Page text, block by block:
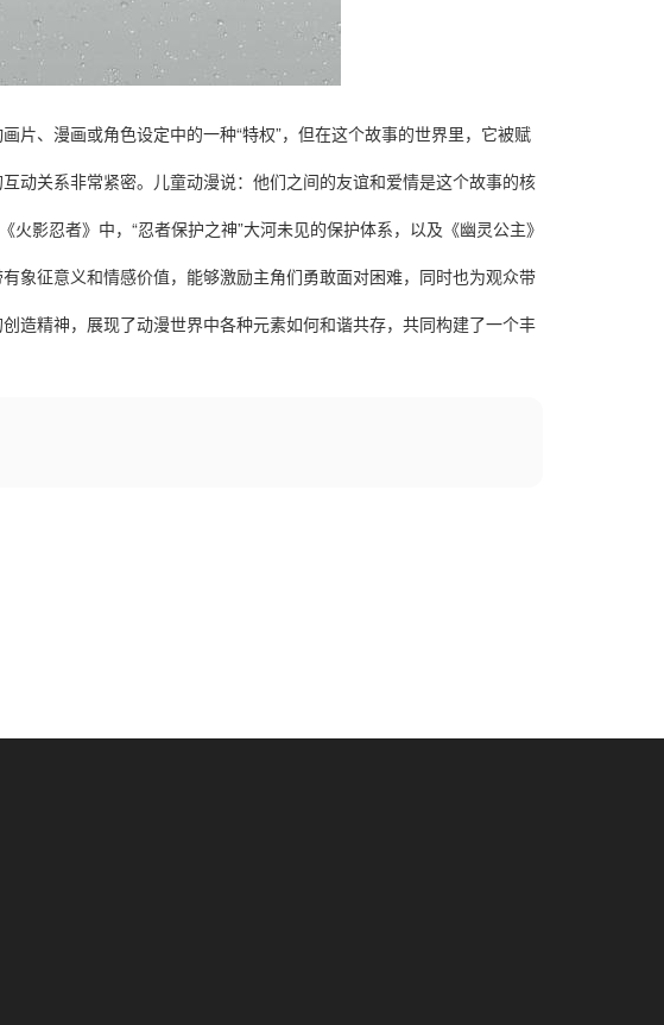
、漫画或角色设定中的一种“特权”，但在这个故事的世界里，它被赋
动关系非常紧密。儿童动漫说：他们之间的友谊和爱情是这个故事的核
影忍者》中，“忍者保护之神”大河未见的保护体系，以及《幽灵公主》
象征意义和情感价值，能够激励主角们勇敢面对困难，同时也为观众带
造精神，展现了动漫世界中各种元素如何和谐共存，共同构建了一个丰